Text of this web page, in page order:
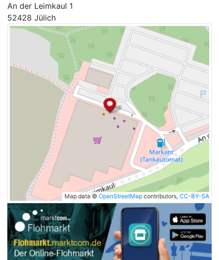
An der Leimkaul 1
52428 Jülich
Map data © OpenStreetMap contributors, CC-BY-SA